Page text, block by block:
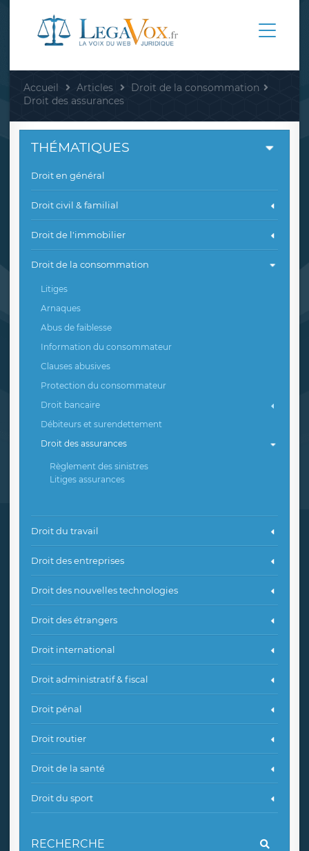
Accueil Articles
Droit de la consommation
Droit des assurances
THÉMATIQUES
Droit en général
Droit civil & familial
Droit de l'immobilier
Droit de la consommation
Litiges
Arnaques
Abus de faiblesse
Information du consommateur
Clauses abusives
Protection du consommateur
Droit bancaire
Débiteurs et surendettement
Droit des assurances
Règlement des sinistres
Litiges assurances
Droit du travail
Droit des entreprises
Droit des nouvelles technologies
Droit des étrangers
Droit international
Droit administratif & fiscal
Droit pénal
Droit routier
Droit de la santé
Droit du sport